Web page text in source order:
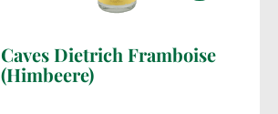
Caves Dietrich Framboise
(Himbeere)